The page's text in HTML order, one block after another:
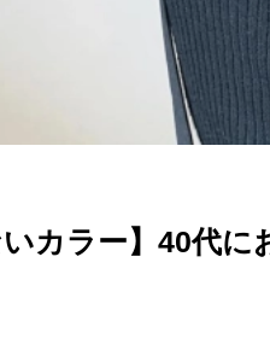
いカラー】40代